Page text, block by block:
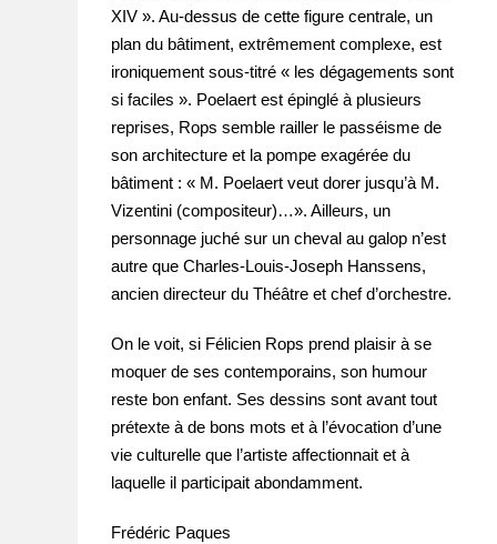
XIV ». Au-dessus de cette figure centrale, un
plan du bâtiment, extrêmement complexe, est
ironiquement sous-titré « les dégagements sont
si faciles ». Poelaert est épinglé à plusieurs
reprises, Rops semble railler le passéisme de
son architecture et la pompe exagérée du
bâtiment : « M. Poelaert veut dorer jusqu’à M.
Vizentini (compositeur)…». Ailleurs, un
personnage juché sur un cheval au galop n’est
autre que Charles-Louis-Joseph Hanssens,
ancien directeur du Théâtre et chef d’orchestre.
On le voit, si Félicien Rops prend plaisir à se
moquer de ses contemporains, son humour
reste bon enfant. Ses dessins sont avant tout
prétexte à de bons mots et à l’évocation d’une
vie culturelle que l’artiste affectionnait et à
laquelle il participait abondamment.
Frédéric Paques